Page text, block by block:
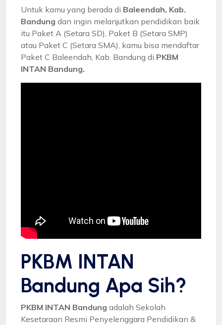
Untuk kamu yang berada di Baleendah, Kab.
Bandung dan ingin melanjutkan pendidikan baik
itu Paket A (Setara SD), Paket B (Setara SMP)
atau Paket C (Setara SMA), kamu bisa mendaftar
Paket C Baleendah, Kab. Bandung di PKBM
INTAN Bandung.
PKBM INTAN
Bandung Apa Sih?
PKBM INTAN Bandung adalah Sekolah
Kesetaraan Resmi Penyelenggara Pendidikan &